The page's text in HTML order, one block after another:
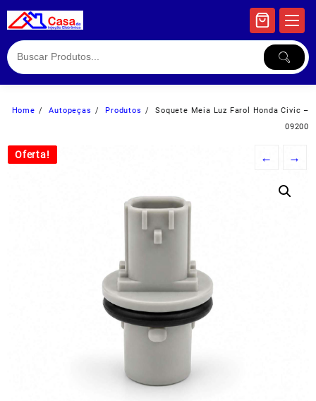
to
Home Autopeças Produtos
Soquete Meia Luz Farol Honda Civic –
09200
Oferta! ← →
Oferta!